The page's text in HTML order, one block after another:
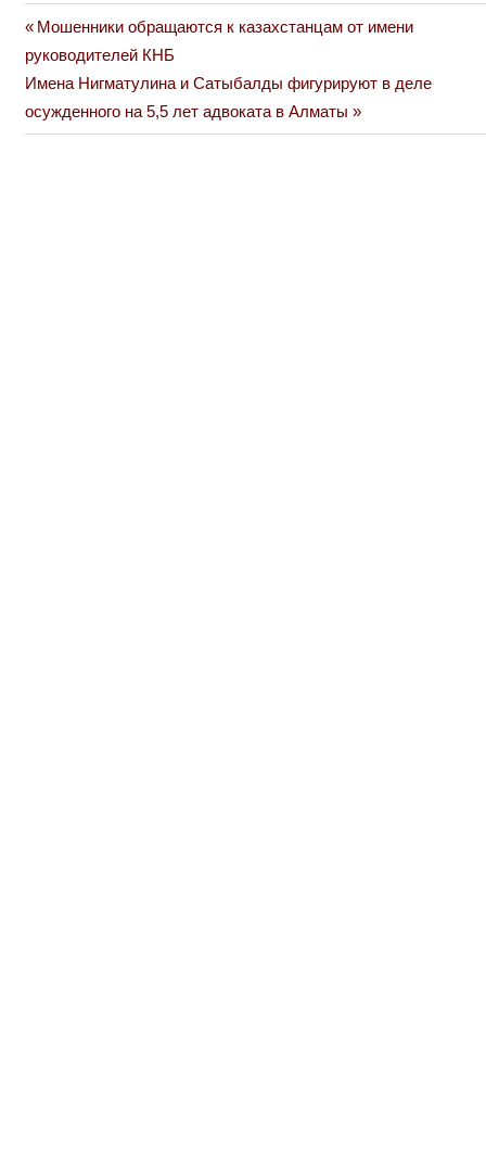
Навигация
по
записям
Previous
Post:
Мошенники обращаются к казахстанцам от имени
руководителей КНБ
Next
Post:
Имена Нигматулина и Сатыбалды фигурируют в деле
осужденного на 5,5 лет адвоката в Алматы